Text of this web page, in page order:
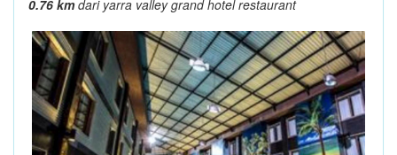
0.76 kmdari yarra valley grand hotel restaurant